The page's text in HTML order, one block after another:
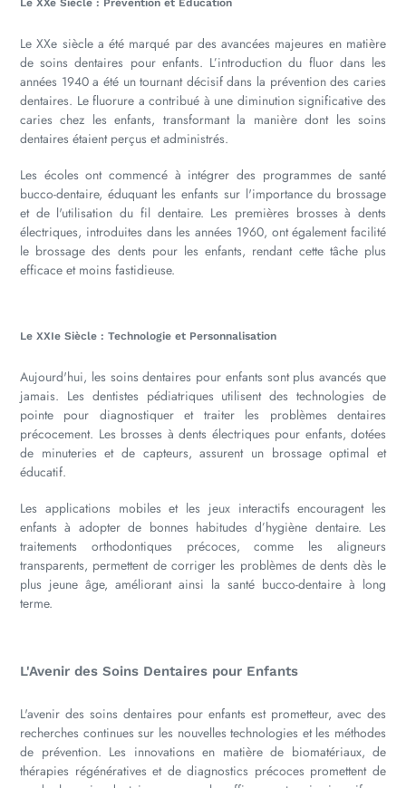
Le XXe Siècle : Prévention et Éducation
Le XXe siècle a été marqué par des avancées majeures en matière
de soins dentaires pour enfants. L’introduction du fluor dans les
années 1940 a été un tournant décisif dans la prévention des caries
dentaires. Le fluorure a contribué à une diminution significative des
caries chez les enfants, transformant la manière dont les soins
dentaires étaient perçus et administrés.
Les écoles ont commencé à intégrer des programmes de santé
bucco-dentaire, éduquant les enfants sur l'importance du brossage
et de l'utilisation du fil dentaire. Les premières brosses à dents
électriques, introduites dans les années 1960, ont également facilité
le brossage des dents pour les enfants, rendant cette tâche plus
efficace et moins fastidieuse.
Le XXIe Siècle : Technologie et Personnalisation
Aujourd'hui, les soins dentaires pour enfants sont plus avancés que
jamais. Les dentistes pédiatriques utilisent des technologies de
pointe pour diagnostiquer et traiter les problèmes dentaires
précocement. Les brosses à dents électriques pour enfants, dotées
de minuteries et de capteurs, assurent un brossage optimal et
éducatif.
Les applications mobiles et les jeux interactifs encouragent les
enfants à adopter de bonnes habitudes d’hygiène dentaire. Les
traitements orthodontiques précoces, comme les aligneurs
transparents, permettent de corriger les problèmes de dents dès le
plus jeune âge, améliorant ainsi la santé bucco-dentaire à long
terme.
L'Avenir des Soins Dentaires pour Enfants
L'avenir des soins dentaires pour enfants est prometteur, avec des
recherches continues sur les nouvelles technologies et les méthodes
de prévention. Les innovations en matière de biomatériaux, de
thérapies régénératives et de diagnostics précoces promettent de